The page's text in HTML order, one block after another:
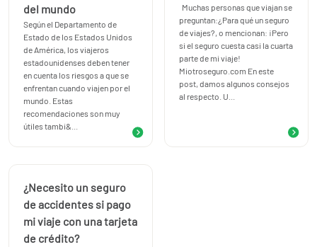
+34.91.898.10.18 o si lo prefeires escribiendonos un correo a
info@miotroseguro.com
del mundo
Según el Departamento de
Estado de los Estados Unidos
de América, los viajeros
estadounidenses deben tener
en cuenta los riesgos a que se
enfrentan cuando viajen por el
mundo. Estas
recomendaciones son muy
útiles tambi&...
Muchas personas que viajan se
preguntan:¿Para qué un seguro
de viajes?, o mencionan: ¡Pero
si el seguro cuesta casi la cuarta
parte de mi viaje!
Miotroseguro.com En este
post, damos algunos consejos
al respecto. U...
¿Necesito un seguro
de accidentes si pago
mi viaje con una tarjeta
de crédito?